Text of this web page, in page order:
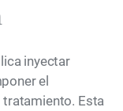
inyectar
el
Esta